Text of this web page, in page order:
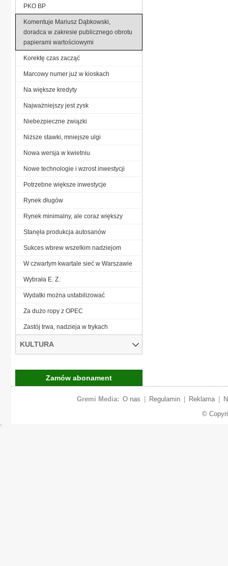
PKO BP
Komentuje Mariusz Dąbkowski,
doradca w zakresie publicznego obrotu
papierami wartościowymi
Korektę czas zacząć
Marcowy numer już w kioskach
Na większe kredyty
Najważniejszy jest zysk
Niebezpieczne związki
Niższe stawki, mniejsze ulgi
Nowa wersja w kwietniu
Nowe technologie i wzrost inwestycji
Potrzebne większe inwestycje
Rynek długów
Rynek minimalny, ale coraz większy
Stanęła produkcja autosanów
Sukces wbrew wszelkim nadziejom
W czwartym kwartale sieć w Warszawie
Wybrała E. Z.
Wydatki można ustabilizować
Za dużo ropy z OPEC
Zastój trwa, nadzieja w trykach
KULTURA
Zamów abonament
Gremi Media: O nas Regulamin Reklama
©